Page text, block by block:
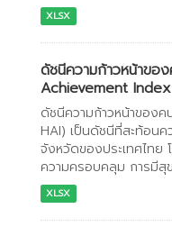
XLSX
ดัชนีความก้าวหน้าของ
Achievement
ดัชนีความก้าวหน้าของ
HAI) เป็นดัชนีที่สะท้อน
จังหวัดของประเทศไท
ความครอบคลุม การมีสุ
XLSX